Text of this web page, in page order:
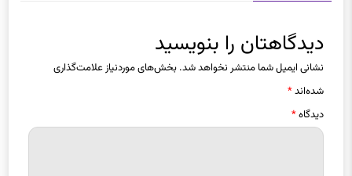
دیدگاهتان را بنویسید
نشانی ایمیل شما منتشر نخواهد شد. بخش‌های موردنیاز علامت‌گذاری
شده‌اند*
دیدگاه*